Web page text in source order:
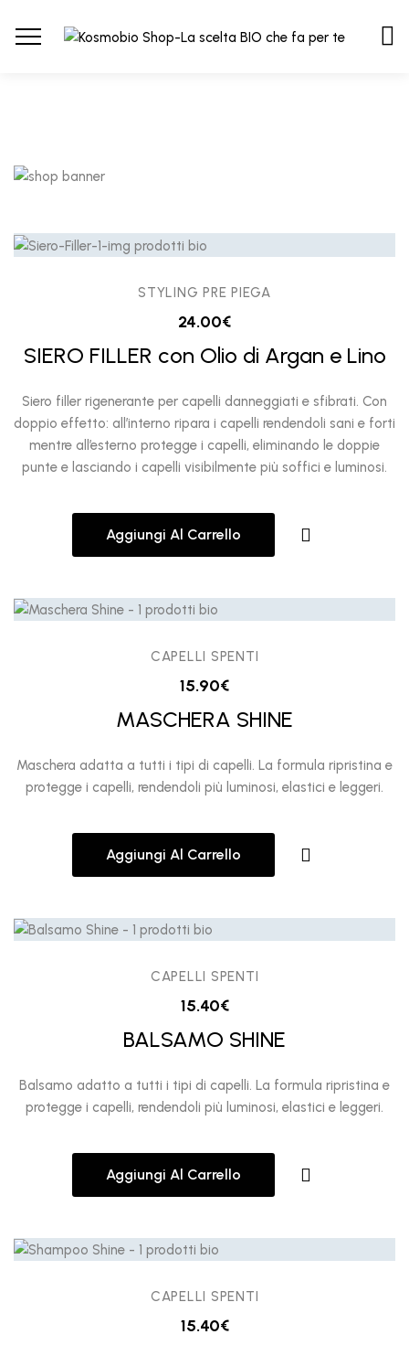
STYLING PRE PIEGA
24.00€
SIERO FILLER con Olio di Argan e Lino
Siero filler rigenerante per capelli danneggiati e sfibrati. Con
doppio effetto: all’interno ripara i capelli rendendoli sani e forti
mentre all’esterno protegge i capelli, eliminando le doppie
punte e lasciando i capelli visibilmente più soffici e luminosi.
Aggiungi Al Carrello
CAPELLI SPENTI
15.90€
MASCHERA SHINE
Maschera adatta a tutti i tipi di capelli. La formula ripristina e
protegge i capelli, rendendoli più luminosi, elastici e leggeri.
Aggiungi Al Carrello
CAPELLI SPENTI
15.40€
BALSAMO SHINE
Balsamo adatto a tutti i tipi di capelli. La formula ripristina e
protegge i capelli, rendendoli più luminosi, elastici e leggeri.
Aggiungi Al Carrello
CAPELLI SPENTI
15.40€